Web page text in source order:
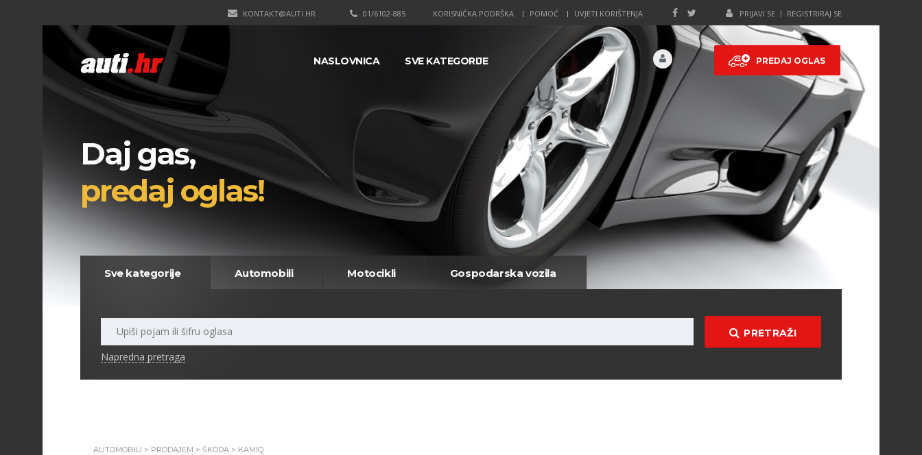
PRIJAVI SE REGISTRIRAJ SE
KORISNIČKA PODRŠKA POMOĆ UVJETI KORIŠTENJA
01/6102-885
KONTAKT@AUTI.HR
PREDAJ OGLAS
NASLOVNICA SVE KATEGORIJE
Daj gas,
predaj oglas!
Sve kategorije Automobili Motocikli Gospodarska vozila
PRETRAŽI
Napredna pretraga
AUTOMOBILI > PRODAJEM > ŠKODA > KAMIQ